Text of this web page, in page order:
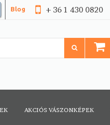
+ 36 1 430 0820
Blog
AKCIÓS VÁSZONKÉPEK